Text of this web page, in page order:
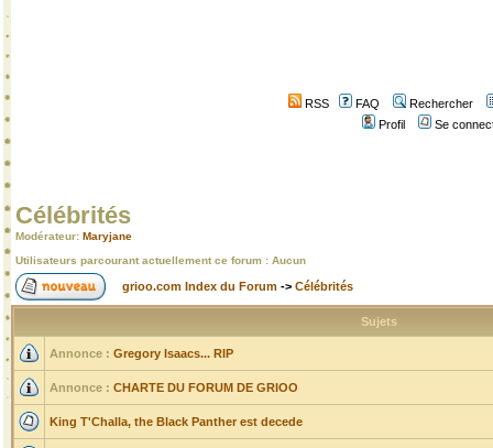
RSS FAQ
Rechercher
Profil
Se
Célébrités
Modérateur: Maryjane
Utilisateurs parcourant actuellement ce forum : Aucun
grioo.com Index du Forum -> Célébrités
Sujets
Annonce : Gregory Isaacs... RIP
Annonce : CHARTE DU FORUM DE GRIOO
King T'Challa, the Black Panther est decede